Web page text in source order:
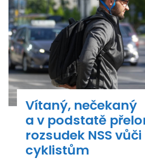
Vítaný, nečekaný
a v podstatě
rozsudek NSS vůči
cyklistům